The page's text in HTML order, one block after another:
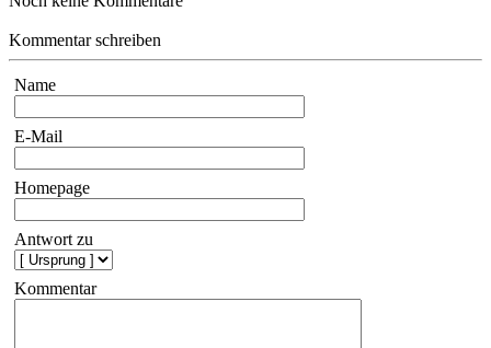
Kommentar schreiben
Name
E-Mail
Homepage
Antwort zu
Kommentar